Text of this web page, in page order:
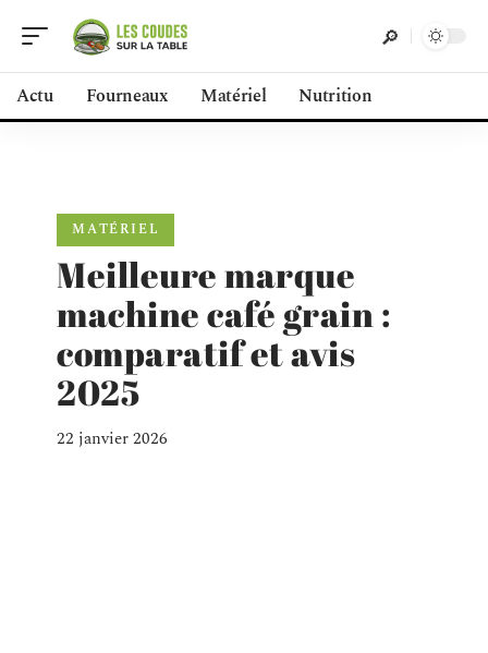
Actu Fourneaux Matériel Nutrition
MATÉRIEL
Meilleure marque
machine café grain :
comparatif et avis
2025
22 janvier 2026